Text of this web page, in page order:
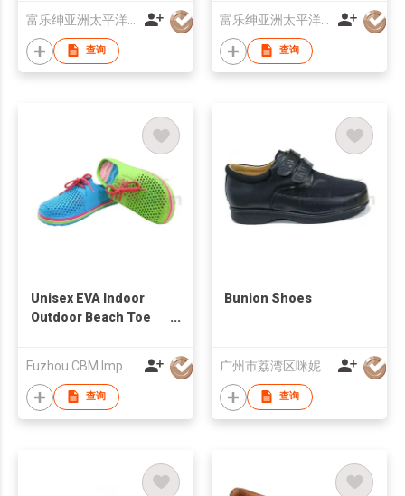
富乐绅亚洲太平洋有限公司
查询
富乐绅亚洲太平洋有限公司
查询
Unisex EVA Indoor
Outdoor Beach Toe
查询
Bunion Shoes
查询